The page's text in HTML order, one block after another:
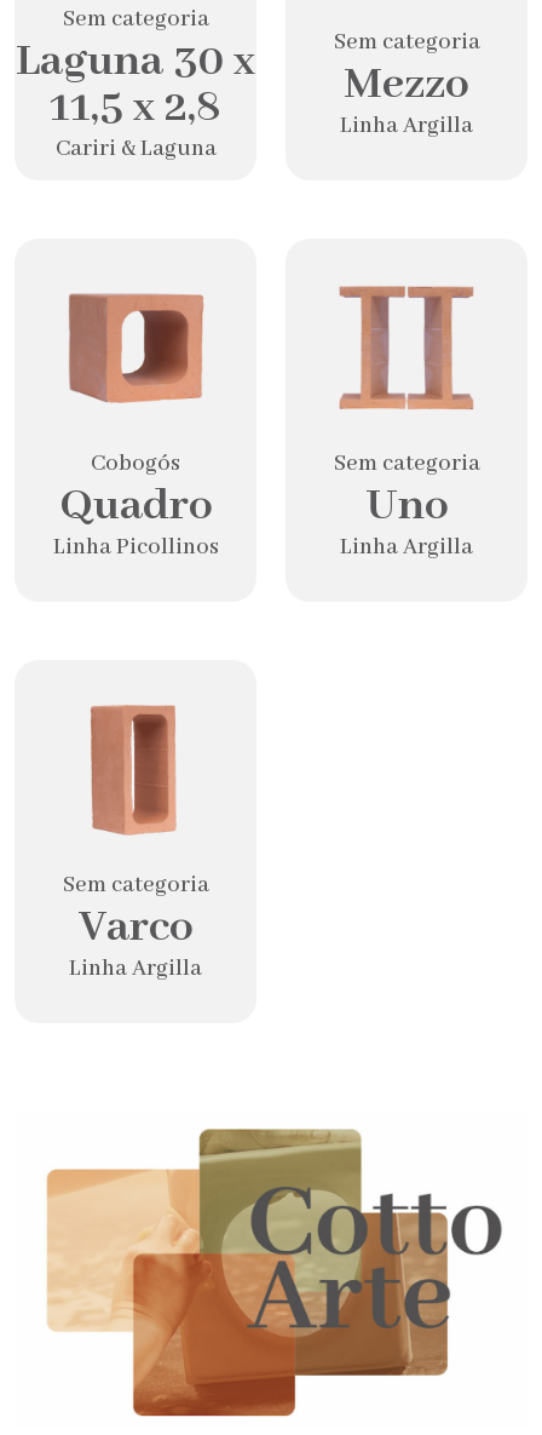
Sem categoria
Laguna 30 x
11,5 x 2,8
Cariri & Laguna
Sem categoria
Mezzo
Linha Argilla
Cobogós
Quadro
Linha Picollinos
Sem categoria
Uno
Linha Argilla
Sem categoria
Varco
Linha Argilla